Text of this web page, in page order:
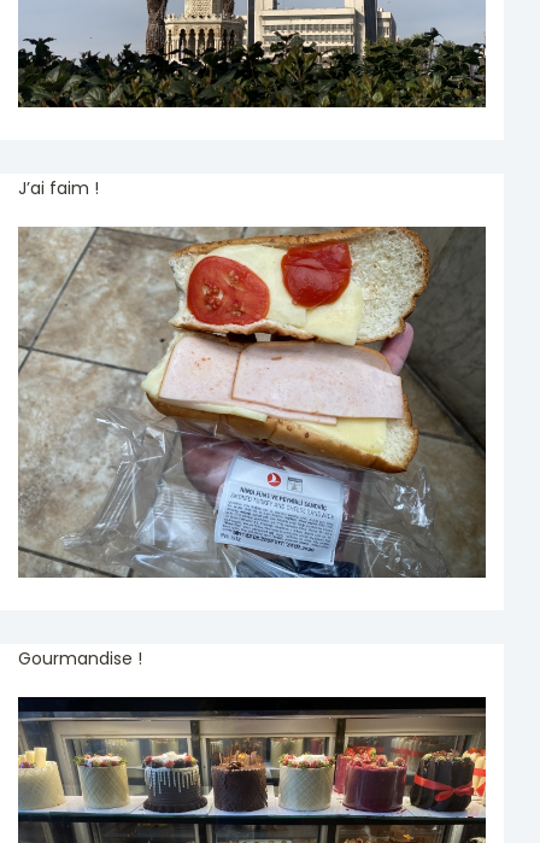
J’ai faim !
Gourmandise !